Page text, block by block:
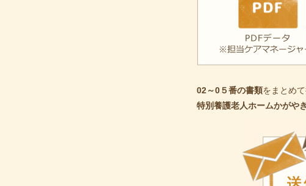
02～0５番の書類をまとめ
特別養護老人ホームかがやき